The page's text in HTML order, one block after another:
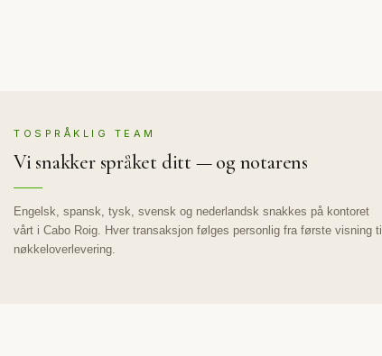
TOSPRÅKLIG TEAM
Vi snakker språket ditt — og notarens
Engelsk, spansk, tysk, svensk og nederlandsk snakkes på kontoret
vårt i Cabo Roig. Hver transaksjon følges personlig fra første visning til
nøkkeloverlevering.